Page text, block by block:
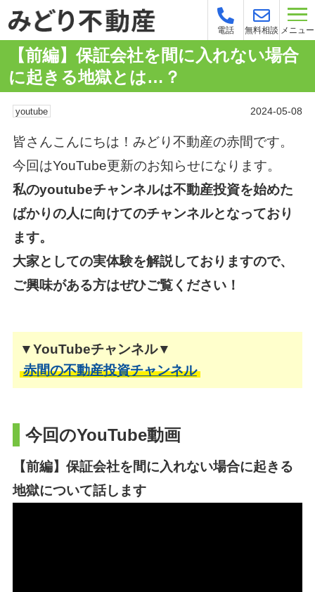
電話 無料相談 メニュー
【前編】保証会社を間に入れない場合
に起きる地獄とは…？
youtube 2024-05-08
皆さんこんにちは！みどり不動産の赤間です。
今回はYouTube更新のお知らせになります。
私のyoutubeチャンネルは不動産投資を始めた
ばかりの人に向けてのチャンネルとなっており
ます。
大家としての実体験を解説しておりますので、
ご興味がある方はぜひご覧ください！
▼YouTubeチャンネル▼
赤間の不動産投資チャンネル
今回のYouTube動画
【前編】保証会社を間に入れない場合に起きる
地獄について話します